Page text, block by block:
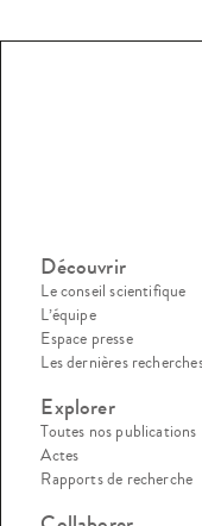
Découvrir
Le conseil scientifique
L’équipe
Espace presse
Les dernières
Explorer
Toutes nos publications
Actes
Rapports de recherche